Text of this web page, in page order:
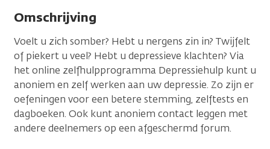
Omschrijving
Voelt u zich somber? Hebt u nergens zin in? Twijfelt
of piekert u veel? Hebt u depressieve klachten? Via
het online zelfhulpprogramma Depressiehulp kunt u
anoniem en zelf werken aan uw depressie. Zo zijn er
oefeningen voor een betere stemming, zelftests en
dagboeken. Ook kunt anoniem contact leggen​ met
andere deelnemers op een afgeschermd forum.